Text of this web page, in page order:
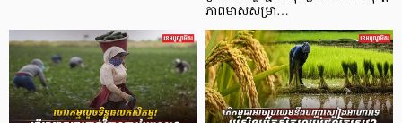
ភាពមាសសម្រា…